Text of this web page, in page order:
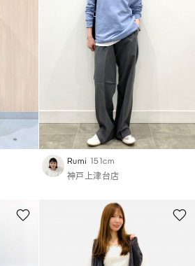
Rumi 151cm
神戸上津台店